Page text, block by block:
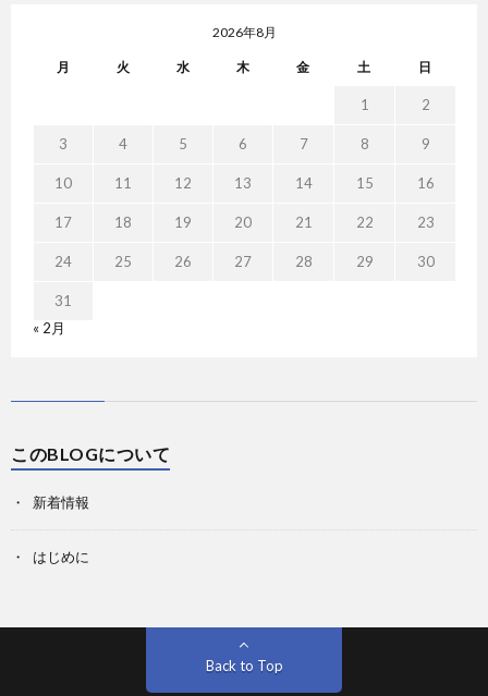
2026年8月
月 火 水 木 金 土 日
1 2
3 4 5 6 7 8 9
10 11 12 13 14 15 16
17 18 19 20 21 22 23
24 25 26 27 28 29 30
31
« 2月
このBLOGについて
新着情報
はじめに
Back to Top